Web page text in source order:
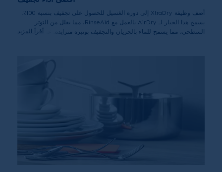
أضف وظيفة XtraDry إلى دورة الغسيل للحصول على تجفيف بنسبة 100٪.
يسمح هذا الخيار لـ AirDry بالعمل مع RinseAid، مما يقلل من التوتر
السطحي، مما يسمح للماء بالجريان والتجفيف بوتيرة متزايدة. عند
أقرأ المزيد